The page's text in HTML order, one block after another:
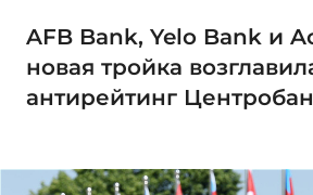
AFB Bank, Yelo Bank и
новая тройка
антирейтинг